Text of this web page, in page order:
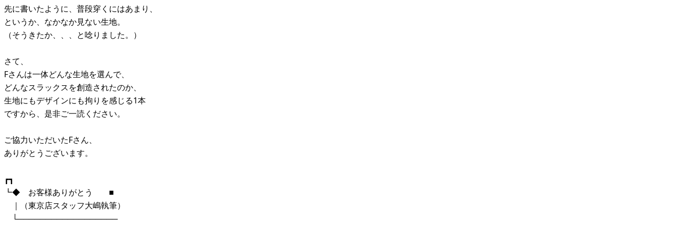
先に書いたように、普段穿くにはあまり、
というか、なかなか見ない生地。
（そうきたか、、、と唸りました。）
さて、
Fさんは一体どんな生地を選んで、
どんなスラックスを創造されたのか、
生地にもデザインにも拘りを感じる1本
ですから、是非ご一読ください。
ご協力いただいたFさん、
ありがとうございます。
┏┓
┗◆ お客様ありがとう ■
｜（東京店スタッフ大嶋執筆）
└──────────────────